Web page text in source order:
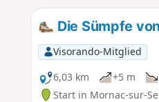
Die Sümpfe
Visorando-Mitglied
6,03 km
+5 m
Start in Mornac-sur-